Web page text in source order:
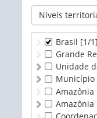
Níveis
Brasil [1/1]
Grande
Unidade
Município
Amazônia
Amazônia